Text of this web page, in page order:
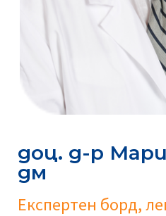
доц. д-р
дм
Експертен борд,